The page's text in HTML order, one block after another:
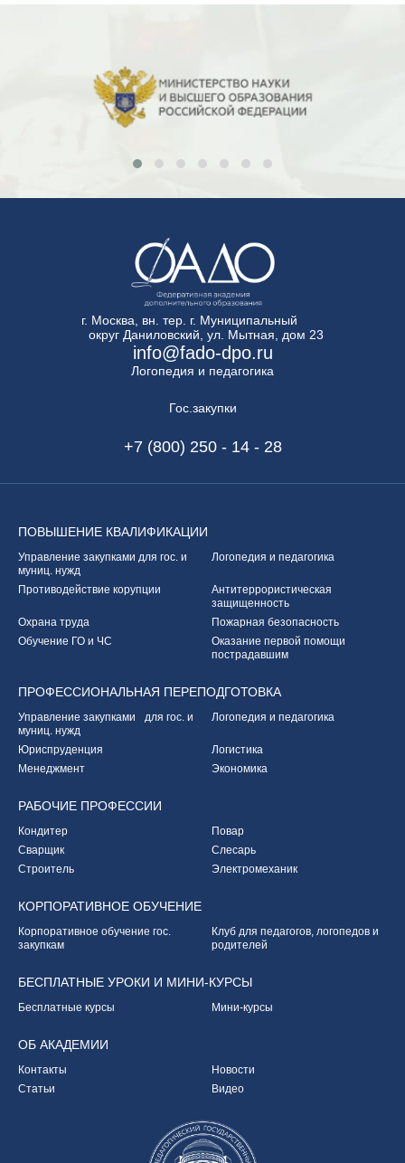
г. Москва, вн. тер. г. Муниципальный
округ Даниловский, ул. Мытная, дом 23
info@fado-dpo.ru
Логопедия и педагогика
Гос.закупки
+7 (800) 250 - 14 - 28
ПОВЫШЕНИЕ КВАЛИФИКАЦИИ
Управление закупками для гос. и
муниц. нужд
Логопедия и педагогика
Противодействие корупции
Антитеррористическая
защищенность
Охрана труда
Пожарная безопасность
Обучение ГО и ЧС
Оказание первой помощи
пострадавшим
ПРОФЕССИОНАЛЬНАЯ ПЕРЕПОДГОТОВКА
Управление закупками для гос. и
муниц. нужд
Логопедия и педагогика
Юриспруденция
Логистика
Менеджмент
Экономика
РАБОЧИЕ ПРОФЕССИИ
Кондитер
Повар
Сварщик
Слесарь
Строитель
Электромеханик
КОРПОРАТИВНОЕ ОБУЧЕНИЕ
Корпоративное обучение гос.
закупкам
Клуб для педагогов, логопедов и
родителей
БЕСПЛАТНЫЕ УРОКИ И МИНИ-КУРСЫ
Бесплатные курсы Мини-курсы
ОБ АКАДЕМИИ
Контакты
Новости
Статьи
Видео